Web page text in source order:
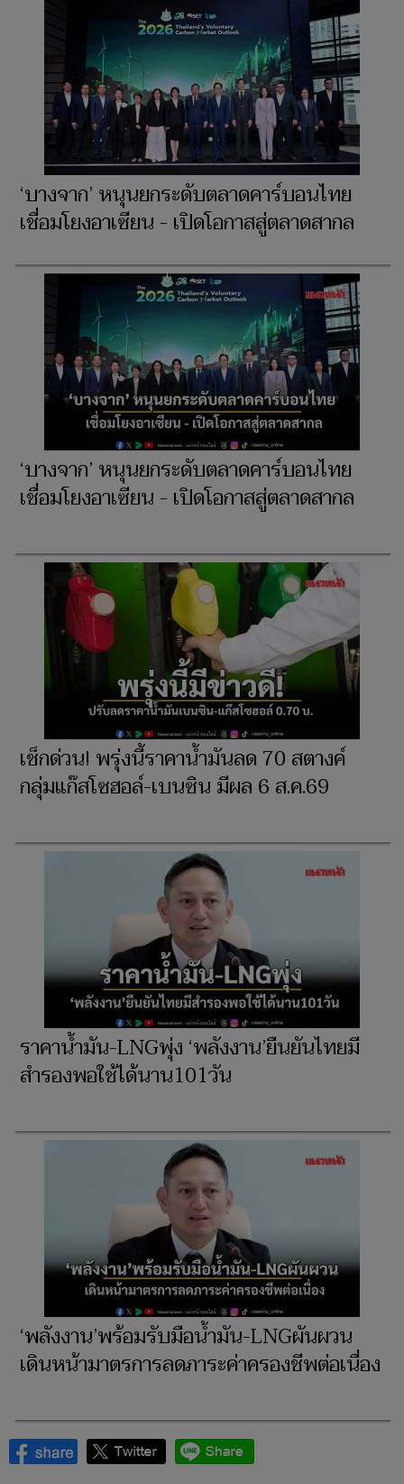
‘บางจาก’ หนุนยกระดับตลาดคาร์บอนไทย
เชื่อมโยงอาเซียน - เปิดโอกาสสู่ตลาดสากล
‘บางจาก’ หนุนยกระดับตลาดคาร์บอนไทย
เชื่อมโยงอาเซียน - เปิดโอกาสสู่ตลาดสากล
เช็กด่วน! พรุ่งนี้ราคาน้ำมันลด 70 สตางค์
กลุ่มแก๊สโซฮอล์-เบนซิน มีผล 6 ส.ค.69
ราคาน้ำมัน-LNGพุ่ง ‘พลังงาน’ยืนยันไทยมี
สำรองพอใช้ได้นาน101วัน
‘พลังงาน’พร้อมรับมือน้ำมัน-LNGผันผวน
เดินหน้ามาตรการลดภาระค่าครองชีพต่อเนื่อง